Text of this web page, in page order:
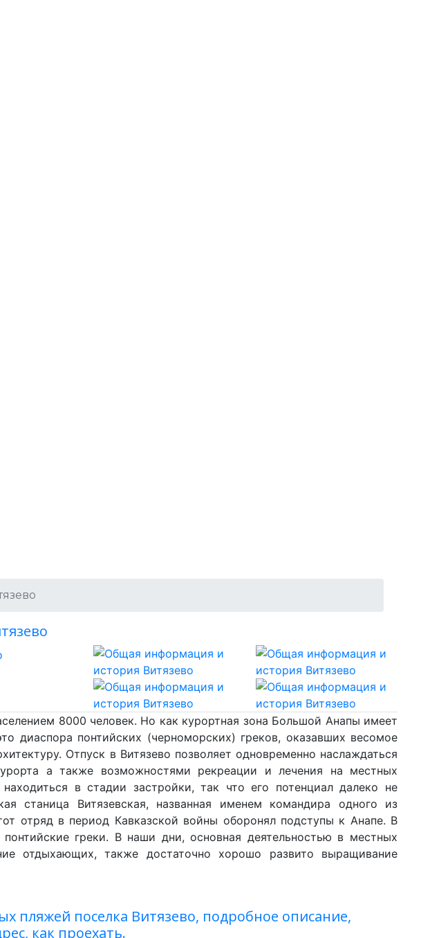
8000 человек. Но как курортная зона Большой Анапы имеет
диаспора понтийских (черноморских) греков, оказавших весомое
Отпуск в Витязево позволяет одновременно наслаждаться
а также возможностями рекреации и лечения на местных
в стадии застройки, так что его потенциал далеко не
станица Витязевская, названная именем командира одного из
отряд в период Кавказской войны оборонял подступы к Анапе. В
понтийские греки. В наши дни, основная деятельностью в местных
отдыхающих, также достаточно хорошо развито выращивание
пляжей поселка Витязево, подробное описание,
как проехать.